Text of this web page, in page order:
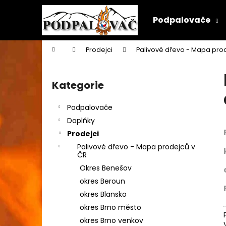
Podpalovače
Domů Prodejci Palivové dřevo - Mapa
í
n
Přeskočit
kategorie
Kategorie
Podpalovače
Doplňky
Prodejci
Palivové dřevo - Mapa prodejců v
ČR
Okres Benešov
okres Beroun
okres Blansko
okres Brno město
okres Brno venkov
í
Zpět
do
Zpět
do